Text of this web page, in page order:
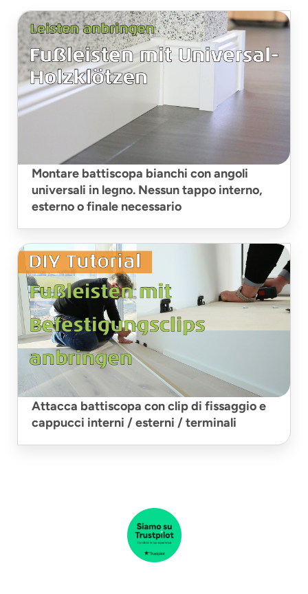
Montare battiscopa bianchi con angoli
universali in legno. Nessun tappo interno,
esterno o finale necessario
Attacca battiscopa con clip di fissaggio e
cappucci interni / esterni / terminali